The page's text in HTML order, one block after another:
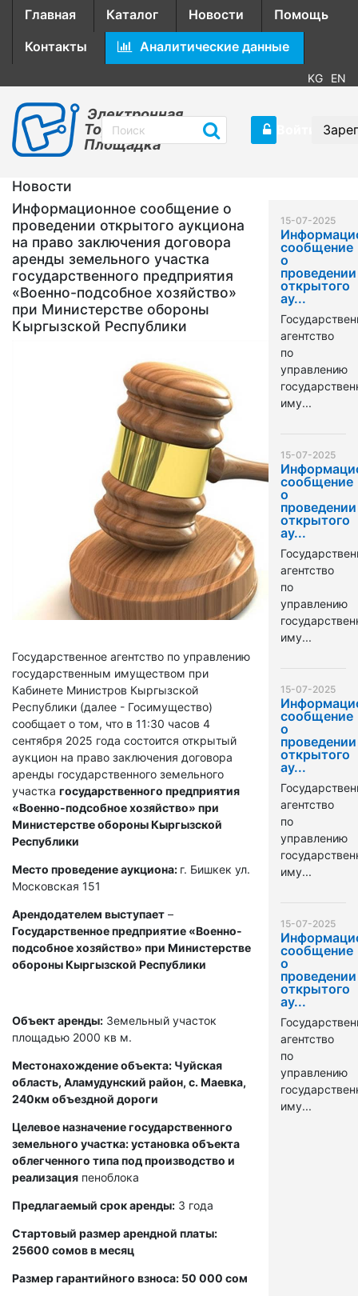
Главная Каталог Новости
Помощь
Контакты
Аналитические данные
KG EN
Электронная
Торговая
Площадка
Новости
Информационное сообщение о
проведении открытого аукциона
на право заключения договора
аренды земельного участка
государственного предприятия
«Военно-подсобное хозяйство»
при Министерстве обороны
Кыргызской Республики
Государственное агентство по управлению
государственным имуществом при
Кабинете Министров Кыргызской
Республики (далее - Госимущество)
сообщает о том, что в 11:30 часов 4
сентября 2025 года состоится открытый
аукцион на право заключения договора
аренды государственного земельного
участка государственного предприятия
«Военно-подсобное хозяйство» при
Министерстве обороны Кыргызской
Республики
Место проведение аукциона: г. Бишкек ул.
Московская 151
Арендодателем выступает –
Государственное предприятие «Военно-
подсобное хозяйство» при Министерстве
обороны Кыргызской Республики
Объект аренды: Земельный участок
площадью 2000 кв м.
Местонахождение объекта: Чуйская
область, Аламудунский район, с. Маевка,
240км объездной дороги
Целевое назначение государственного
земельного участка: установка объекта
облегченного типа под производство и
реализация пеноблока
Предлагаемый срок аренды: 3 года
Стартовый размер арендной платы:
25600 сомов в месяц
Размер гарантийного взноса: 50 000 сом
15-07-2025
сообщение
о
проведении
открытого
ау...
агентство
по
управлению
иму...
15-07-2025
сообщение
о
проведении
открытого
ау...
агентство
по
управлению
иму...
15-07-2025
сообщение
о
проведении
открытого
ау...
агентство
по
управлению
иму...
15-07-2025
сообщение
о
проведении
открытого
ау...
агентство
по
управлению
иму...